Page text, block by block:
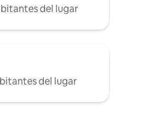
del lugar
del lugar